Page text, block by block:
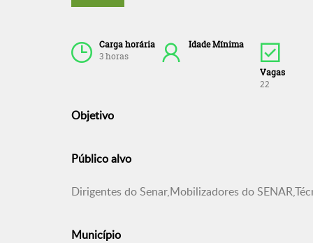
Carga horária
3 horas
Idade Mínima
Vagas
22
Objetivo
Público alvo
Dirigentes do Senar,Mobilizadores do
Município